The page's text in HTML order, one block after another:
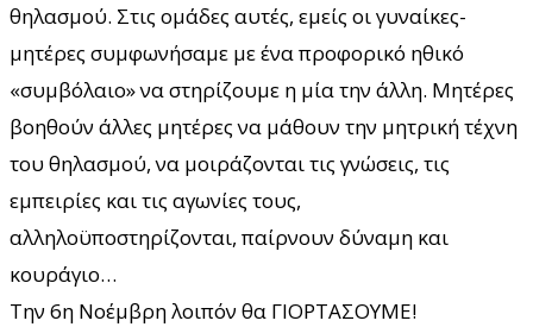
θηλασμού. Στις ομάδες αυτές, εμείς οι γυναίκες-
μητέρες συμφωνήσαμε με ένα προφορικό ηθικό
«συμβόλαιο» να στηρίζουμε η μία την άλλη. Μητέρες
βοηθούν άλλες μητέρες να μάθουν την μητρική τέχνη
του θηλασμού, να μοιράζονται τις γνώσεις, τις
εμπειρίες και τις αγωνίες τους,
αλληλοϋποστηρίζονται, παίρνουν δύναμη και
κουράγιο…
Την 6η Νοέμβρη λοιπόν θα ΓΙΟΡΤΑΣΟΥΜΕ!